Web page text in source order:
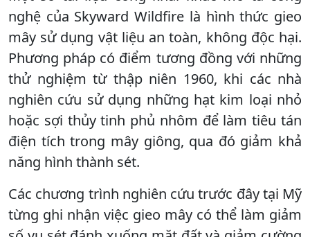
nghệ của Skyward Wildfire là hình thức gieo
mây sử dụng vật liệu an toàn, không độc hại.
Phương pháp có điểm tương đồng với những
thử nghiệm từ thập niên 1960, khi các nhà
nghiên cứu sử dụng những hạt kim loại nhỏ
hoặc sợi thủy tinh phủ nhôm để làm tiêu tán
điện tích trong mây giông, qua đó giảm khả
năng hình thành sét.
Các chương trình nghiên cứu trước đây tại Mỹ
từng ghi nhận việc gieo mây có thể làm giảm